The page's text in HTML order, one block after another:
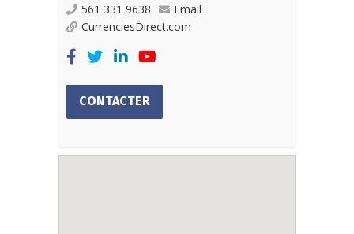
561 331 9638
Email
CurrenciesDirect.com
CONTACTER